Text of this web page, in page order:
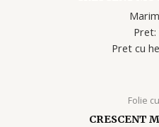
Pret:
Pret cu
Folie
CRESCENT